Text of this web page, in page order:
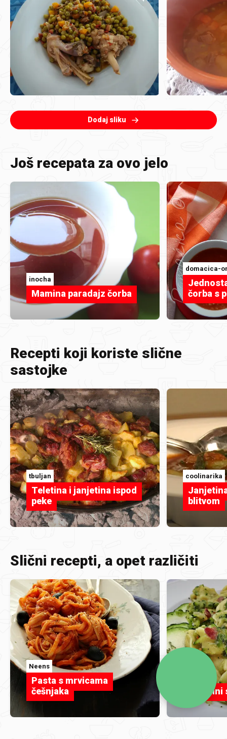
Dodaj sliku
Još recepata za ovo jelo
inocha
Mamina paradajz čorba
domacica-
čorba s
Recepti koji koriste slične
sastojke
tbuljan
Teletina i janjetina ispod
peke
coolinarika
blitvom
Slični recepti, a opet različiti
Neens
Pasta s mrvicama
češnjaka
tortelini